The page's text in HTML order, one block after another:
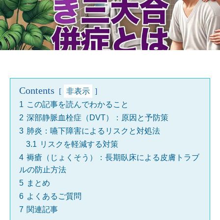
Contents
非表示
1 この記事を読んでわかること
2 深部静脈血栓症（DVT）：原因と予防策
3 肺炎：嚥下障害によるリスクと対処法
3.1 リスクを軽減する対策
4 褥瘡（じょくそう）：長期臥床による皮膚トラブ
ルの防止方法
5 まとめ
6 よくあるご質問
7 関連記事